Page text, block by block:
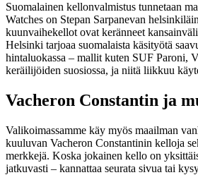
Suomalainen kellonvalmistus tunnetaan
Watches on Stepan Sarpanevan
kuunvaihekellot ovat keränneet
Helsinki tarjoaa suomalaista käsityötä
hintaluokassa – mallit kuten SUF Paroni,
keräilijöiden suosiossa, ja niitä liikkuu
Vacheron Constantin ja
Valikoimassamme käy myös maailman
kuuluvan Vacheron Constantinin kelloja
merkkejä. Koska jokainen kello on
jatkuvasti – kannattaa seurata sivua tai